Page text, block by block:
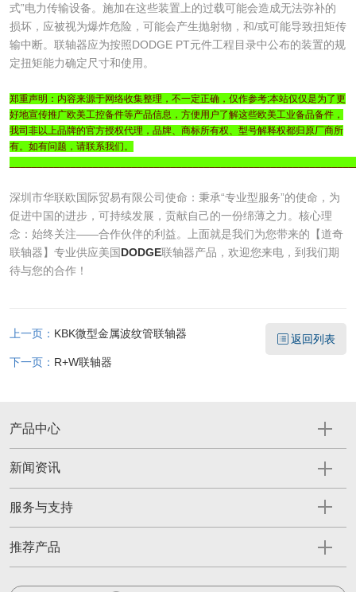
式”电力传输设备。施加在这些装置上的过载可能会造成无法弥补的
损坏，应被视为爆炸危险，可能会产生抛射物，和/或可能导致扭矩传
输中断。联轴器应为按照DODGE PT元件工程目录中公布的装置的规
定扭矩能力确定尺寸和使用。
郑重声明：内容来源于网络收集整理，不一定正确，仅作参考;本站仅仅是为了更
好地宣传推广欧美工控备件等产品信息，方便用户了解这些欧美工业备品备件，
我司非以上品牌的官方授权代理，品牌、商标所有权、型号解释权都归原厂商所
有。如有问题，请联系我们。
深圳市华联欧国际贸易有限公司使命：秉承“专业型服务”的使命，为
促进中国的进步，可持续发展，贡献自己的一份绵薄之力。核心理
念：始终关注——合作伙伴的利益。上面就是我们为您带来的【道奇
联轴器】专业供应美国DODGE联轴器产品，欢迎您来电，到我们期
待与您的合作！
上一页： KBK微型金属波纹管联轴器
下一页： R+W联轴器
返回列表
产品中心
新闻资讯
服务与支持
推荐产品